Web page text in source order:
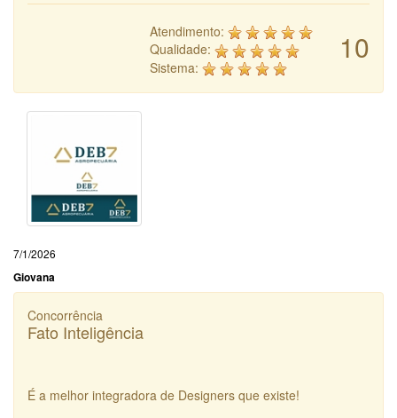
10
Atendimento:
Qualidade:
Sistema:
7/1/2026
Giovana
Concorrência
Fato Inteligência
É a melhor integradora de Designers que existe!